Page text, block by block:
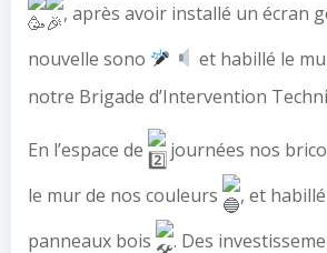
, après avoir installé un écran
nouvelle sono
et habillé le
notre Brigade d’Intervention
En l’espace de
journées nos
le mur de nos couleurs
, et
panneaux bois
. Des